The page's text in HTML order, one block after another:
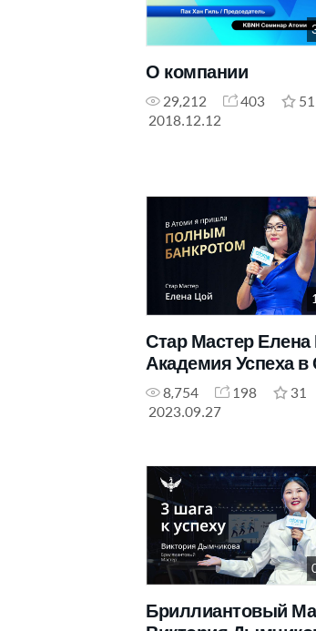
О компании
29,212 403
51
2018.12.12
Стар Мастер
Академия Успеха в
8,754 198
31
2023.09.27
Бриллиантовый